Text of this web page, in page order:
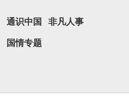
通识中国 非凡人事
国情专题